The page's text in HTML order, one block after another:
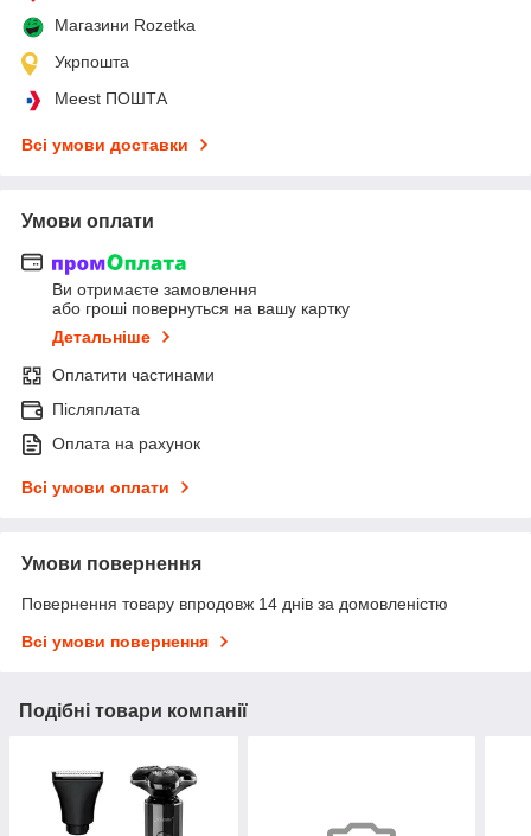
Магазини Rozetka
Укрпошта
Meest ПОШТА
Всі умови доставки
Умови оплати
Ви отримаєте замовлення
або гроші повернуться на вашу картку
Детальніше
Оплатити частинами
Післяплата
Оплата на рахунок
Всі умови оплати
Умови повернення
Повернення товару впродовж 14 днів за домовленістю
Всі умови повернення
Подібні товари компанії